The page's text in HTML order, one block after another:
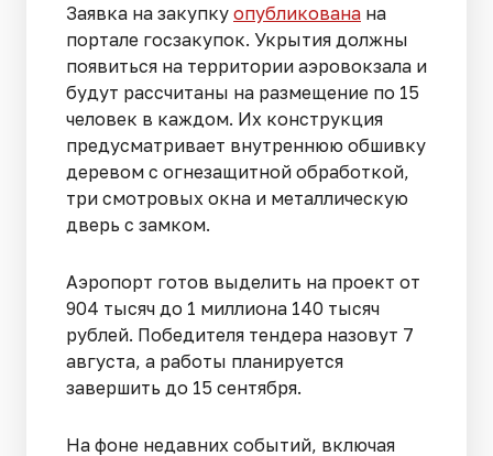
Заявка на закупку опубликована на
портале госзакупок. Укрытия должны
появиться на территории аэровокзала и
будут рассчитаны на размещение по 15
человек в каждом. Их конструкция
предусматривает внутреннюю обшивку
деревом с огнезащитной обработкой,
три смотровых окна и металлическую
дверь с замком.
Аэропорт готов выделить на проект от
904 тысяч до 1 миллиона 140 тысяч
рублей. Победителя тендера назовут 7
августа, а работы планируется
завершить до 15 сентября.
На фоне недавних событий, включая